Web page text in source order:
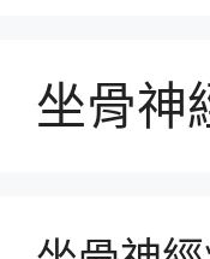
坐骨神